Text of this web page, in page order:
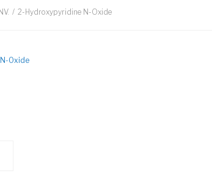
2-Hydroxypyridine N-Oxide